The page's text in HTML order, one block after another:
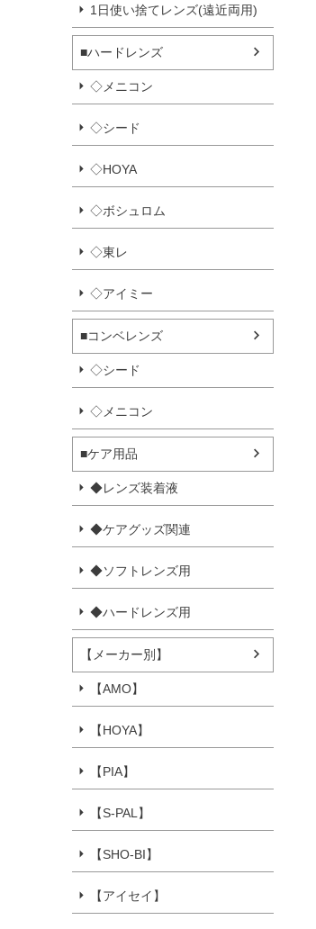
1日使い捨てレンズ(遠近両用)
■ハードレンズ
◇メニコン
◇シード
◇HOYA
◇ボシュロム
◇東レ
◇アイミー
■コンベレンズ
◇シード
◇メニコン
■ケア用品
◆レンズ装着液
◆ケアグッズ関連
◆ソフトレンズ用
◆ハードレンズ用
【メーカー別】
【AMO】
【HOYA】
【PIA】
【S-PAL】
【SHO-BI】
【アイセイ】